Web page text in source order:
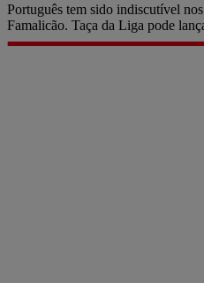
Português tem sido indiscutível
Famalicão. Taça da Liga pode